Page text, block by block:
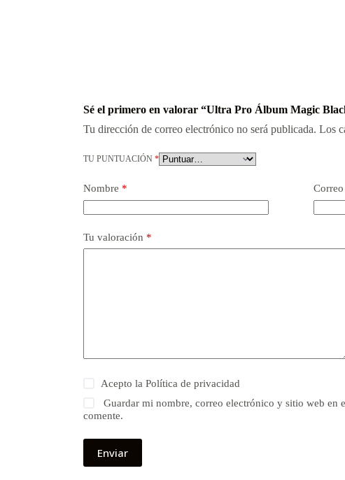
Sé el primero en valorar “Ultra Pro Álbum Magic
Tu dirección de correo electrónico no será publicada. Los
TU PUNTUACIÓN *
Nombre *
Tu valoración *
Acepto la Política de privacidad
Guardar mi nombre, correo electrónico y sitio web en
comente.
Enviar